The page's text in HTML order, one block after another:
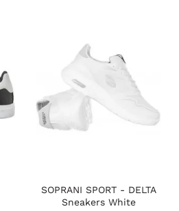
SOPRANI SPORT - DELTA
Sneakers White